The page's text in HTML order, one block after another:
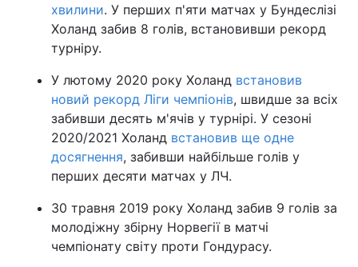
хвилини. У перших п'яти матчах у Бундеслізі
Холанд забив 8 голів, встановивши рекорд
турніру.
У лютому 2020 року Холанд встановив
новий рекорд Ліги чемпіонів, швидше за всіх
забивши десять м'ячів у турнірі. У сезоні
2020/2021 Холанд встановив ще одне
досягнення, забивши найбільше голів у
перших десяти матчах у ЛЧ.
30 травня 2019 року Холанд забив 9 голів за
молодіжну збірну Норвегії в матчі
чемпіонату світу проти Гондурасу.